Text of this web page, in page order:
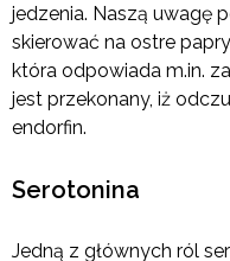
jedzenia. Naszą uwagę
skierować na ostre
która odpowiada m.in.
jest przekonany, iż
endorfin.
Serotonina
Jedną z głównych ról